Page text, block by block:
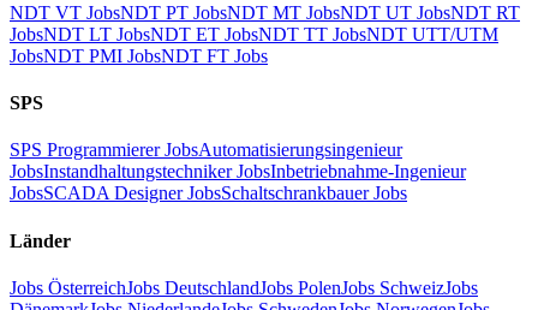
NDT VT JobsNDT PT JobsNDT MT JobsNDT UT JobsNDT RT
JobsNDT LT JobsNDT ET JobsNDT TT JobsNDT UTT/UTM
JobsNDT PMI JobsNDT FT Jobs
SPS
SPS Programmierer JobsAutomatisierungsingenieur
JobsInstandhaltungstechniker JobsInbetriebnahme-Ingenieur
JobsSCADA Designer JobsSchaltschrankbauer Jobs
Länder
Jobs ÖsterreichJobs DeutschlandJobs PolenJobs SchweizJobs